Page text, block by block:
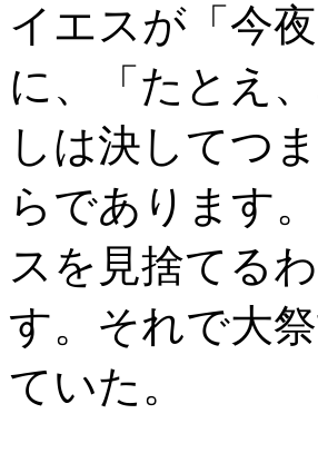
イエスが「今
に、「たとえ
しは決してつ
らであります
スを見捨てる
す。それで大
ていた。